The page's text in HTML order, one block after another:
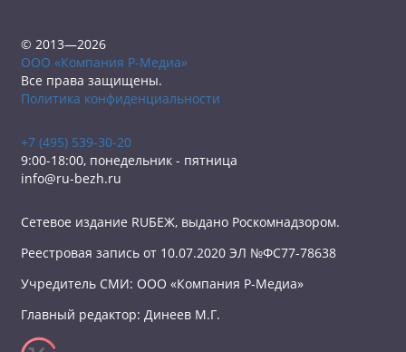
© 2013—2026
ООО «Компания Р-Медиа»
Все права защищены.
Политика конфиденциальности
+7 (495) 539-30-20
9:00-18:00, понедельник - пятница
info@ru-bezh.ru
Сетевое издание RUБЕЖ, выдано Роскомнадзором.
Реестровая запись от 10.07.2020 ЭЛ №ФС77-78638
Учредитель СМИ: ООО «Компания Р-Медиа»
Главный редактор: Динеев М.Г.